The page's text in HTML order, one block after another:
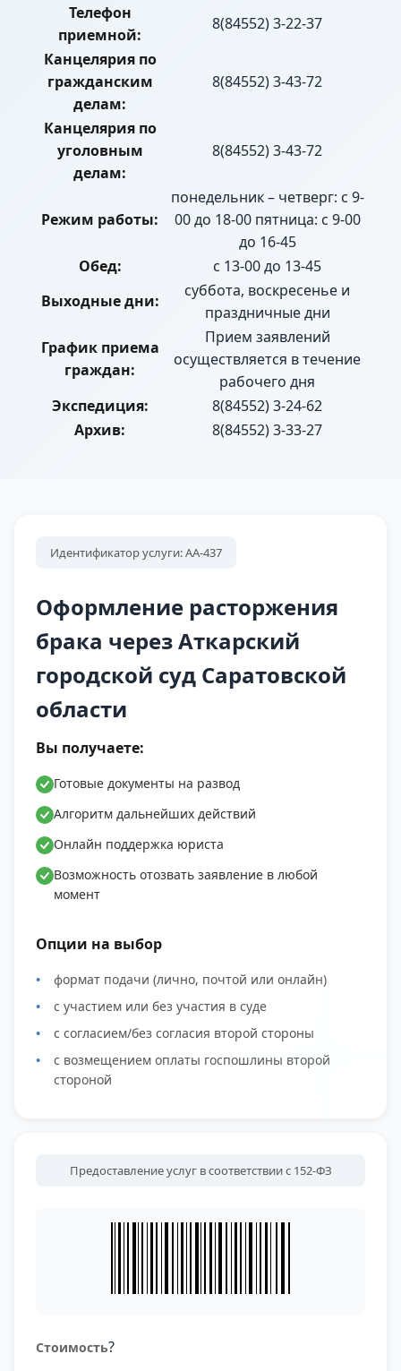
Телефон
приемной:
8(84552) 3-22-37
Канцелярия по
гражданским
делам:
8(84552) 3-43-72
Канцелярия по
уголовным
делам:
8(84552) 3-43-72
Режим работы:
понедельник – четверг: с 9-
00 до 18-00 пятница: с 9-00
до 16-45
Обед:
с 13-00 до 13-45
Выходные дни:
суббота, воскресенье и
праздничные дни
График приема
граждан:
Прием заявлений
осуществляется в течение
рабочего дня
Экспедиция:
8(84552) 3-24-62
Архив:
8(84552) 3-33-27
Идентификатор услуги: АА-437
Оформление расторжения
брака через Аткарский
городской суд Саратовской
области
Вы получаете:
Готовые документы на развод
Алгоритм дальнейших действий
Онлайн поддержка юриста
Возможность отозвать заявление в любой
момент
Опции на выбор
формат подачи (лично, почтой или онлайн)
с участием или без участия в суде
с согласием/без согласия второй стороны
с возмещением оплаты госпошлины второй
стороной
Предоставление услуг в соответствии с 152-ФЗ
Стоимость?